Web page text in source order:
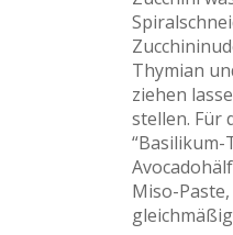
Thymian
ziehen
stellen. Für
“Basilikum-
Miso-